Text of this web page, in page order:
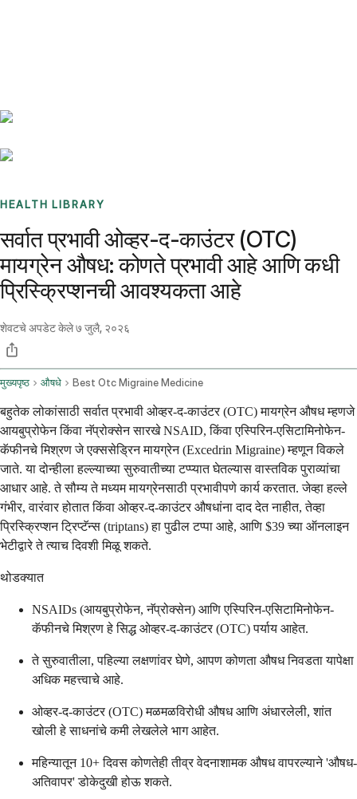
HEALTH LIBRARY
सर्वात प्रभावी ओव्हर-द-काउंटर (OTC)
मायग्रेन औषध: कोणते प्रभावी आहे आणि कधी
प्रिस्क्रिप्शनची आवश्यकता आहे
शेवटचे अपडेट केले७ जुलै, २०२६
मुख्यपृष्ठ औषधे Best Otc Migraine Medicine
बहुतेक लोकांसाठी सर्वात प्रभावी ओव्हर-द-काउंटर (OTC) मायग्रेन औषध म्हणजे
आयबुप्रोफेन किंवा नॅप्रोक्सेन सारखे NSAID, किंवा एस्पिरिन-एसिटामिनोफेन-
कॅफीनचे मिश्रण जे एक्ससेड्रिन मायग्रेन (Excedrin Migraine) म्हणून विकले
जाते. या दोन्हीला हल्ल्याच्या सुरुवातीच्या टप्प्यात घेतल्यास वास्तविक पुराव्यांचा
आधार आहे. ते सौम्य ते मध्यम मायग्रेनसाठी प्रभावीपणे कार्य करतात. जेव्हा हल्ले
गंभीर, वारंवार होतात किंवा ओव्हर-द-काउंटर औषधांना दाद देत नाहीत, तेव्हा
प्रिस्क्रिप्शन ट्रिप्टॅन्स (triptans) हा पुढील टप्पा आहे, आणि $39 च्या ऑनलाइन
भेटीद्वारे ते त्याच दिवशी मिळू शकते.
थोडक्यात
NSAIDs (आयबुप्रोफेन, नॅप्रोक्सेन) आणि एस्पिरिन-एसिटामिनोफेन-
कॅफीनचे मिश्रण हे सिद्ध ओव्हर-द-काउंटर (OTC) पर्याय आहेत.
ते सुरुवातीला, पहिल्या लक्षणांवर घेणे, आपण कोणता औषध निवडता यापेक्षा
अधिक महत्त्वाचे आहे.
ओव्हर-द-काउंटर (OTC) मळमळविरोधी औषध आणि अंधारलेली, शांत
खोली हे साधनांचे कमी लेखलेले भाग आहेत.
महिन्यातून 10+ दिवस कोणतेही तीव्र वेदनाशामक औषध वापरल्याने 'औषध-
अतिवापर' डोकेदुखी होऊ शकते.